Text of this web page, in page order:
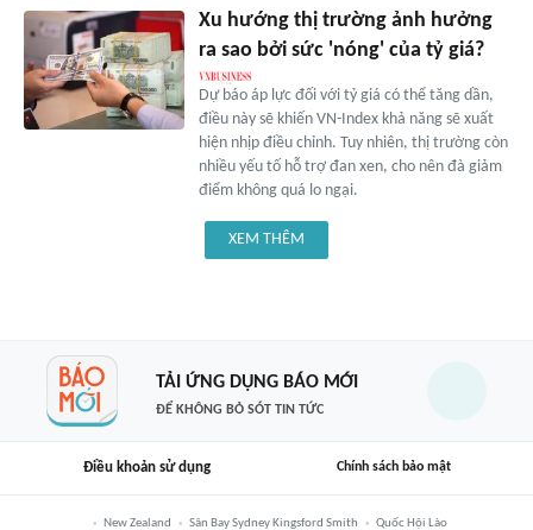
Xu hướng thị trường ảnh hưởng
ra sao bởi sức 'nóng' của tỷ giá?
Dự báo áp lực đối với tỷ giá có thể tăng dần,
điều này sẽ khiến VN-Index khả năng sẽ xuất
hiện nhịp điều chỉnh. Tuy nhiên, thị trường còn
nhiều yếu tố hỗ trợ đan xen, cho nên đà giảm
điểm không quá lo ngại.
XEM THÊM
TẢI ỨNG DỤNG BÁO MỚI
ĐỂ KHÔNG BỎ SÓT TIN TỨC
Điều khoản sử dụng Chính sách bảo mật
New Zealand Sân Bay Sydney Kingsford Smith Quốc Hội Lào